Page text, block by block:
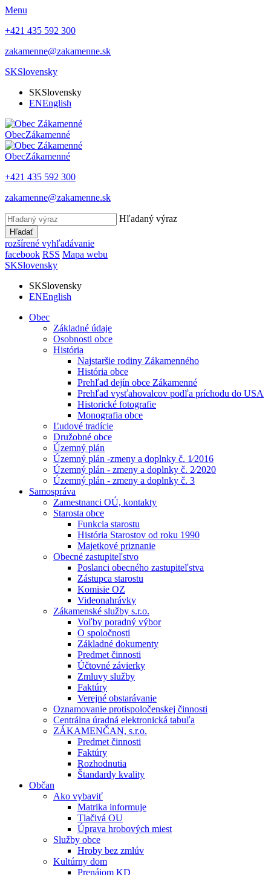
Menu
+421 435 592 300
zakamenne@zakamenne.sk
SKSlovensky
SKSlovensky
ENEnglish
ObecZákamenné
ObecZákamenné
+421 435 592 300
zakamenne@zakamenne.sk
Hľadaný výraz
Hľadať
rozšírené vyhľadávanie
facebook RSS Mapa webu
SKSlovensky
SKSlovensky
ENEnglish
Obec
Základné údaje
Osobnosti obce
História
Najstaršie rodiny Zákamenného
História obce
Prehľad dejín obce Zákamenné
Prehľad vysťahovalcov podľa príchodu do USA
Historické fotografie
Monografia obce
Ľudové tradície
Družobné obce
Územný plán
Územný plán -zmeny a doplnky č. 1⁄2016
Územný plán - zmeny a doplnky č. 2⁄2020
Územný plán - zmeny a doplnky č. 3
Samospráva
Zamestnanci OÚ, kontakty
Starosta obce
Funkcia starostu
História Starostov od roku 1990
Majetkové priznanie
Obecné zastupiteľstvo
Poslanci obecného zastupiteľstva
Zástupca starostu
Komisie OZ
Videonahrávky
Zákamenské služby s.r.o.
Voľby poradný výbor
O spoločnosti
Základné dokumenty
Predmet činnosti
Účtovné závierky
Zmluvy služby
Faktúry
Verejné obstarávanie
Oznamovanie protispoločenskej činnosti
Centrálna úradná elektronická tabuľa
ZÁKAMENČAN, s.r.o.
Predmet činnosti
Faktúry
Rozhodnutia
Štandardy kvality
Občan
Ako vybaviť
Matrika informuje
Tlačivá OU
Úprava hrobových miest
Služby obce
Hroby bez zmlúv
Kultúrny dom
Prenájom KD